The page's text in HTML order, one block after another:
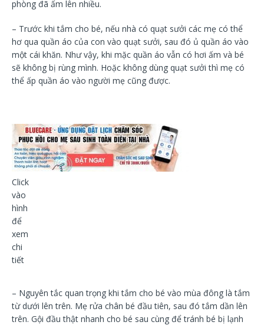
phòng đã ấm lên nhiều.
– Trước khi tắm cho bé, nếu nhà có quạt sưởi các mẹ có thể
hơ qua quần áo của con vào quạt sưởi, sau đó ủ quần áo vào
một cái khăn. Như vậy, khi mặc quần áo vẫn có hơi ấm và bé
sẽ không bị rùng mình. Hoặc không dùng quạt sưởi thì mẹ có
thể ấp quần áo vào người mẹ cũng được.
Click
vào
hình
để
xem
chi
tiết
– Nguyên tắc quan trọng khi tắm cho bé vào mùa đông là tắm
từ dưới lên trên. Mẹ rửa chân bé đầu tiên, sau đó tắm dần lên
trên. Gội đầu thật nhanh cho bé sau cùng để tránh bé bị lạnh